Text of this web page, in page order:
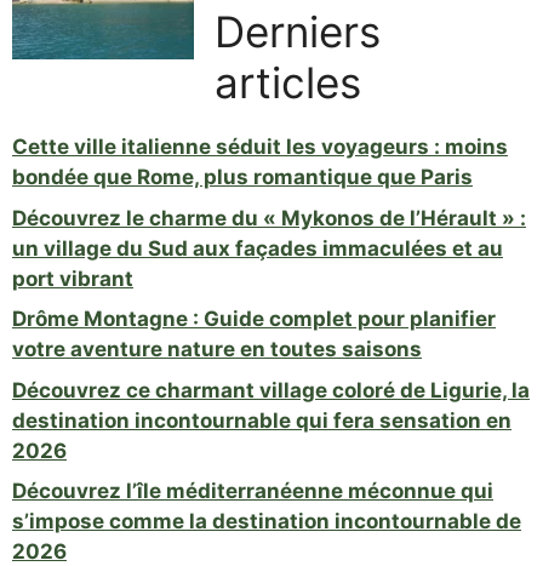
Derniers
articles
Cette ville italienne séduit les voyageurs : moins
bondée que Rome, plus romantique que Paris
Découvrez le charme du « Mykonos de l’Hérault » :
un village du Sud aux façades immaculées et au
port vibrant
Drôme Montagne : Guide complet pour planifier
votre aventure nature en toutes saisons
Découvrez ce charmant village coloré de Ligurie, la
destination incontournable qui fera sensation en
2026
Découvrez l’île méditerranéenne méconnue qui
s’impose comme la destination incontournable de
2026